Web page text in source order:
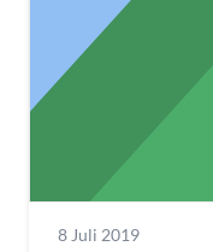
8 Juli 2019